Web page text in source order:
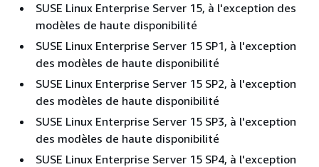
SUSE Linux Enterprise Server 15, à l'exception des
modèles de haute disponibilité
SUSE Linux Enterprise Server 15 SP1, à l'exception
des modèles de haute disponibilité
SUSE Linux Enterprise Server 15 SP2, à l'exception
des modèles de haute disponibilité
SUSE Linux Enterprise Server 15 SP3, à l'exception
des modèles de haute disponibilité
SUSE Linux Enterprise Server 15 SP4, à l'exception